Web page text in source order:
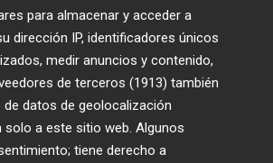
para almacenar y acceder a
dirección IP, identificadores únicos
medir anuncios y contenido,
de terceros (1913) también
datos de geolocalización
a este sitio web. Algunos
tiene derecho a